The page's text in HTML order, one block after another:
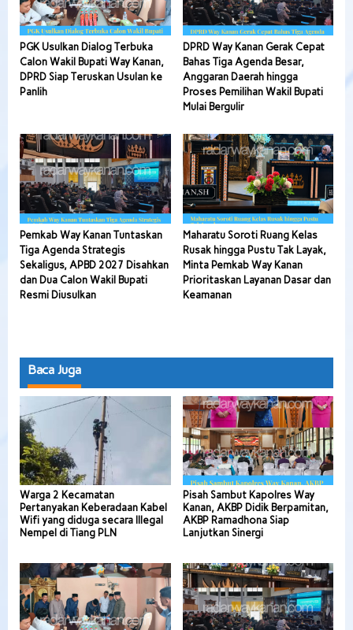
PGK Usulkan Dialog Terbuka
Calon Wakil Bupati Way Kanan,
DPRD Siap Teruskan Usulan ke
Panlih
DPRD Way Kanan Gerak Cepat
Bahas Tiga Agenda Besar,
Anggaran Daerah hingga
Proses Pemilihan Wakil Bupati
Mulai Bergulir
Pemkab Way Kanan Tuntaskan
Tiga Agenda Strategis
Sekaligus, APBD 2027 Disahkan
dan Dua Calon Wakil Bupati
Resmi Diusulkan
Maharatu Soroti Ruang Kelas
Rusak hingga Pustu Tak Layak,
Minta Pemkab Way Kanan
Prioritaskan Layanan Dasar dan
Keamanan
Baca Juga
Warga 2 Kecamatan
Pertanyakan Keberadaan Kabel
Wifi yang diduga secara Illegal
Nempel di Tiang PLN
Pisah Sambut Kapolres Way
Kanan, AKBP Didik Berpamitan,
AKBP Ramadhona Siap
Lanjutkan Sinergi